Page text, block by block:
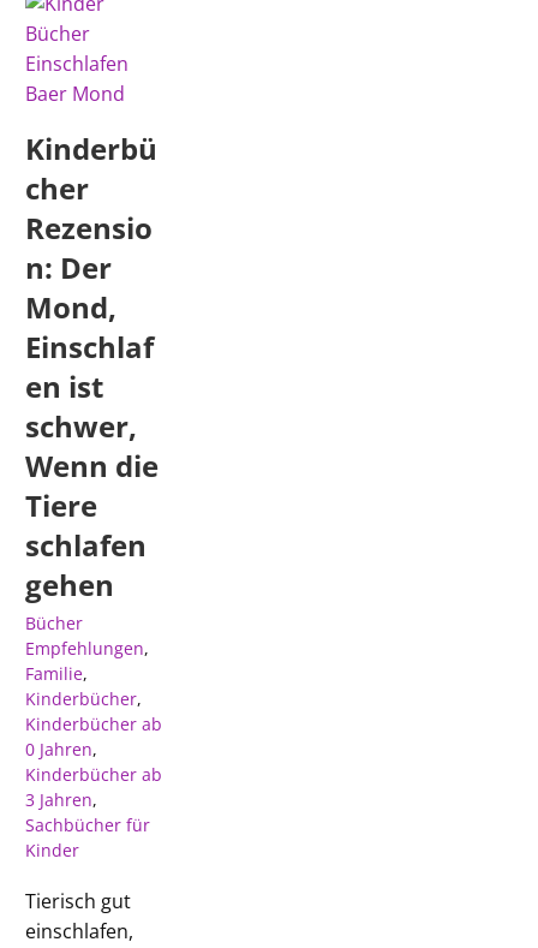
Kinderbü
cher
Rezensio
n: Der
Mond,
Einschlaf
en ist
schwer,
Wenn die
Tiere
schlafen
gehen
Bücher
Empfehlungen,
Familie,
Kinderbücher,
Kinderbücher ab
0 Jahren,
Kinderbücher ab
3 Jahren,
Sachbücher für
Kinder
Tierisch gut
einschlafen,